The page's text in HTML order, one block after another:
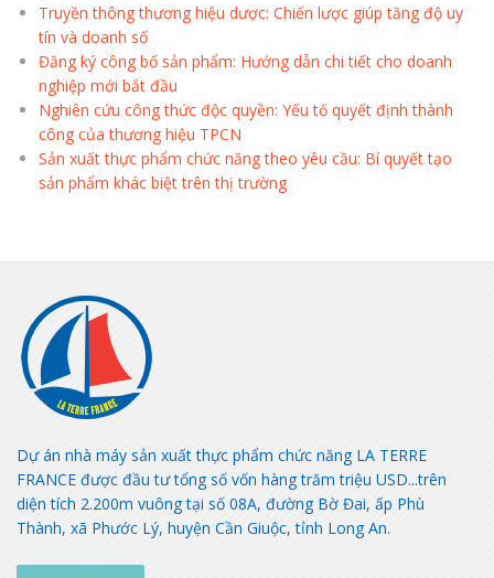
Truyền thông thương hiệu dược: Chiến lược giúp tăng độ uy
tín và doanh số
Đăng ký công bố sản phẩm: Hướng dẫn chi tiết cho doanh
nghiệp mới bắt đầu
Nghiên cứu công thức độc quyền: Yếu tố quyết định thành
công của thương hiệu TPCN
Sản xuất thực phẩm chức năng theo yêu cầu: Bí quyết tạo
sản phẩm khác biệt trên thị trường
Dự án nhà máy sản xuất thực phẩm chức năng LA TERRE
FRANCE được đầu tư tổng số vốn hàng trăm triệu USD...trên
diện tích 2.200m vuông tại số 08A, đường Bờ Đai, ấp Phù
Thành, xã Phước Lý, huyện Cần Giuộc, tỉnh Long An.